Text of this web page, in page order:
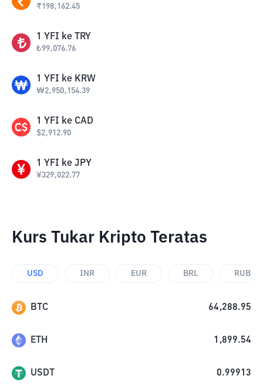
₹198,162.45
1 YFI ke TRY
₺99,076.76
1 YFI ke KRW
₩2,950,154.39
1 YFI ke CAD
$2,912.90
1 YFI ke JPY
¥329,022.77
Kurs Tukar Kripto Teratas
USD INR EUR BRL RUB
BTC 64,288.95
ETH 1,899.54
USDT 0.99913